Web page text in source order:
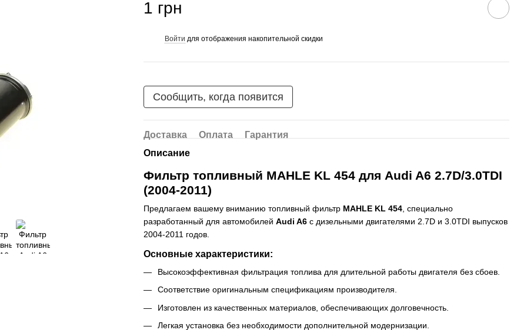
1 грн
Войти для отображения накопительной скидки
Сообщить, когда появится
Доставка Оплата
Гарантия
Описание
Фильтр топливный MAHLE KL 454 для Audi A6 2.7D/3.0TDI
(2004-2011)
Предлагаем вашему вниманию топливный фильтр MAHLE KL 454 , специально
разработанный для автомобилей Audi A6 с дизельными двигателями 2.7D и 3.0TDI выпусков
2004-2011 годов.
Основные характеристики:
Высокоэффективная фильтрация топлива для длительной работы двигателя без сбоев.
Соответствие оригинальным спецификациям производителя.
Изготовлен из качественных материалов, обеспечивающих долговечность.
Легкая установка без необходимости дополнительной модернизации.